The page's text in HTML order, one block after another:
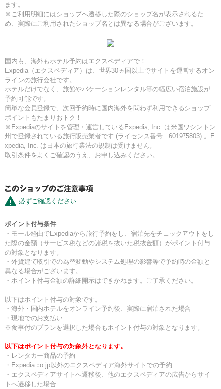
ます。
※ご利用明細にはショップへ遷移した際のショップ名が表示されるた
め、実際にご利用されたショップ名とは異なる場合がございます。
国内も、海外もホテル予約はエクスペディアで！
Expedia（エクスペディア）は、世界30ヵ国以上でサイトを運営するオン
ラインの旅行会社です。
ホテルだけでなく、旅館やバケーションレンタル等の幅広い宿泊施設が
予約可能です。
簡単な会員登録で、次回予約時に国内海外を問わず利用できるショップ
ポイントもたまりおトク！
※Expediaのサイトを管理・運営しているExpedia, Inc. は米国ワシントン
州で登録されている旅行販売業者です (ライセンス番号 : 601975803) 。E
xpedia, Inc. は日本の旅行業法の規制は受けません。
取引条件をよくご確認のうえ、お申し込みください。
必ずご確認ください
ポイント付与条件
・モール経由でExpediaから旅行予約をし、宿泊先をチェックアウトをし
た際の金額（サービス税などの諸税を抜いた税抜金額）がポイント付与
の対象となります。
・外貨建て取引での為替変動やシステム処理の影響等で予約時の金額と
異なる場合がございます。
・ポイント付与金額の詳細開示はできかねます。ご了承ください。
以下はポイント付与の対象です。
・海外・国内ホテルをオンライン予約後、実際に宿泊された場合
・現地でのお支払い
※食事付のプランを選択した場合もポイント付与の対象となります。
以下はポイント付与の対象外となります。
・レンタカー商品の予約
・Expedia.co.jp以外のエクスペディア海外サイトでの予約
・エクスペディアサイトへ遷移後、他のエクスペディアの広告からサイ
トへ遷移した場合